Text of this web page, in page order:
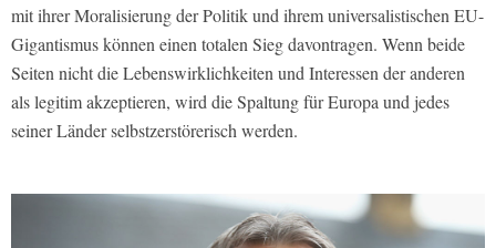
mit ihrer Moralisierung der Politik und ihrem universalistischen EU-
Gigantismus können einen totalen Sieg davontragen. Wenn beide
Seiten nicht die Lebenswirklichkeiten und Interessen der anderen
als legitim akzeptieren, wird die Spaltung für Europa und jedes
seiner Länder selbstzerstörerisch werden.